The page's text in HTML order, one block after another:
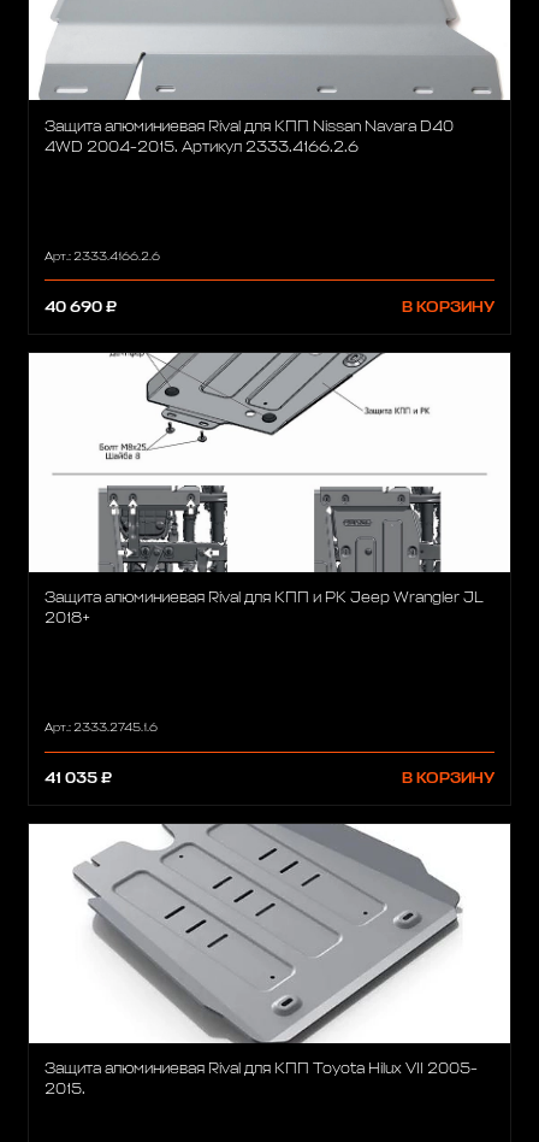
Защита алюминиевая Rival для КПП Nissan Navara D40
4WD 2004-2015. Артикул 2333.4166.2.6
Арт.: 2333.4166.2.6
40 690 ₽ В КОРЗИНУ
Защита алюминиевая Rival для КПП и РК Jeep Wrangler JL
2018+
Арт.: 2333.2745.1.6
41 035 ₽ В КОРЗИНУ
Защита алюминиевая Rival для КПП Toyota Hilux VII 2005-
2015.